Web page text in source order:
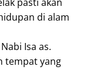
di alam
Isa as.
tempat yang